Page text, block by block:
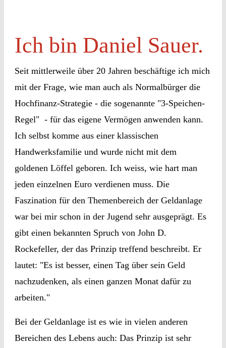
Ich bin Daniel Sauer.
Seit mittlerweile über 20 Jahren beschäftige ich mich
mit der Frage, wie man auch als Normalbürger die
Hochfinanz-Strategie - die sogenannte "3-Speichen-
Regel" - für das eigene Vermögen anwenden kann.
Ich selbst komme aus einer klassischen
Handwerksfamilie und wurde nicht mit dem
goldenen Löffel geboren. Ich weiss, wie hart man
jeden einzelnen Euro verdienen muss. Die
Faszination für den Themenbereich der Geldanlage
war bei mir schon in der Jugend sehr ausgeprägt. Es
gibt einen bekannten Spruch von John D.
Rockefeller, der das Prinzip treffend beschreibt. Er
lautet: "Es ist besser, einen Tag über sein Geld
nachzudenken, als einen ganzen Monat dafür zu
arbeiten."
Bei der Geldanlage ist es wie in vielen anderen
Bereichen des Lebens auch: Das Prinzip ist sehr